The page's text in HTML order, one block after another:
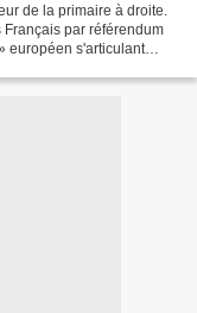
de la primaire à droite.
par référendum
européen s'articulant